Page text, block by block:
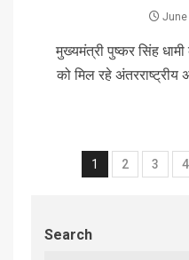
June
मुख्यमंत्री पुष्कर सिंह
को मिल रहे
1 2 3 4
Search